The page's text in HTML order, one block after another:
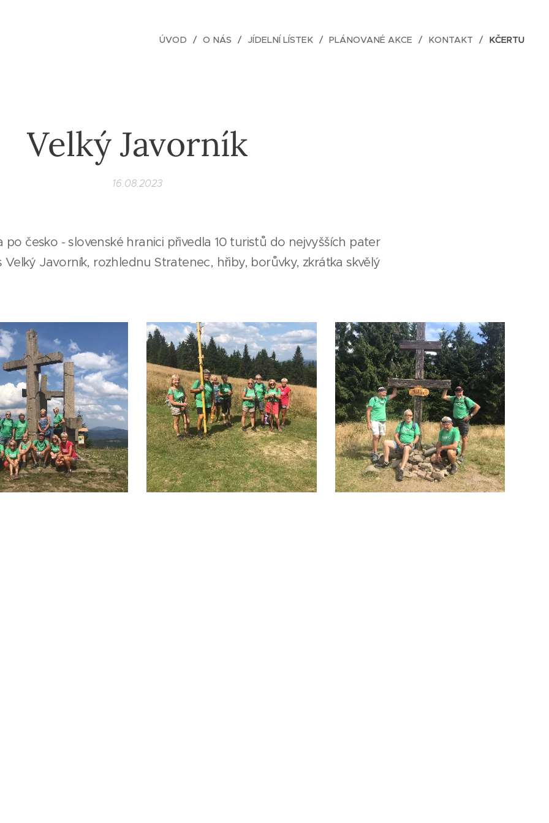
ÚVOD O NÁS JÍDELNÍ LÍSTEK PLÁNOVANÉ AKCE KONTAKT KČERTU
Velký Javorník
16.08.2023
česko - slovenské hranici přivedla 10 turistů do nejvyšších pater
Velký Javorník, rozhlednu Stratenec, hřiby, borůvky, zkrátka skvělý